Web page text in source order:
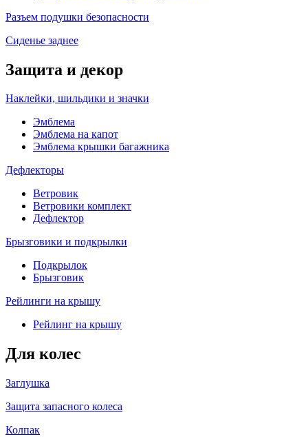
Разъем подушки безопасности
Сиденье заднее
Защита и декор
Наклейки, шильдики и значки
Эмблема
Эмблема на капот
Эмблема крышки багажника
Дефлекторы
Ветровик
Ветровики комплект
Дефлектор
Брызговики и подкрылки
Подкрылок
Брызговик
Рейлинги на крышу
Рейлинг на крышу
Для колес
Заглушка
Защита запасного колеса
Колпак